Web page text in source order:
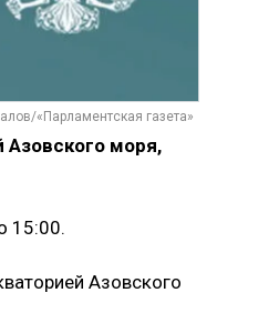
«Парламентская газета»
Азовского моря,
15:00.
Азовского